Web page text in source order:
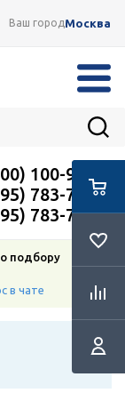
Ваш городМосква
100-91-12
783-72-87
783-72-87
подбору
в чате